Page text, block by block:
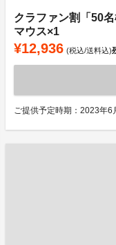
クラファン割「50
マウス×1
¥12,936 (税込/送料込)
ご提供予定時期：2023年6